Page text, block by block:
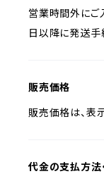
営業時間外にご
日以降に発送手
販売価格
販売価格は、表
代金の支払方法